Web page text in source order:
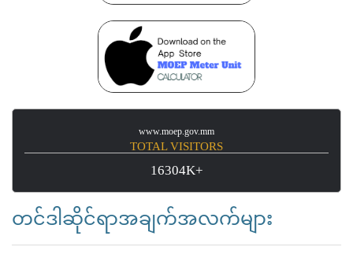
www.moep.gov.mm
TOTAL VISITORS
16304K+
တင်ဒါဆိုင်ရာအချက်အလက်များ